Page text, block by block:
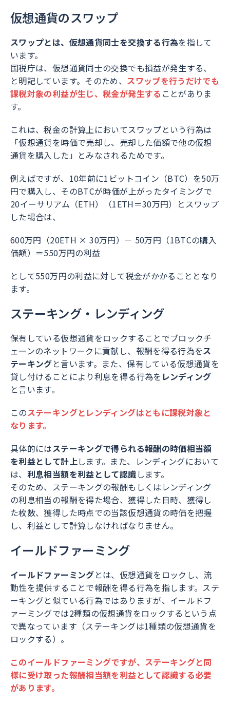
仮想通貨のスワップ
スワップとは、仮想通貨同士を交換する行為を指して
います。
国税庁は、仮想通貨同士の交換でも損益が発生する、
と明記しています。そのため、 スワップを行うだけでも
課税対象の利益が生じ、税金が発生する ことがありま
す。
これは、税金の計算上においてスワップという行為は
「仮想通貨を時価で売却し、売却した価額で他の仮想
通貨を購入した」とみなされるためです。
例えばですが、10年前に1ビットコイン（BTC）を50万
円で購入し、そのBTCが時価が上がったタイミングで
20イーサリアム（ETH）（1ETH＝30万円）とスワップ
した場合は、
600万円（20ETH × 30万円）－ 50万円（1BTCの購入
価額）＝550万円の利益
として550万円の利益に対して税金がかかることとなり
ます。
ステーキング・レンディング
保有している仮想通貨をロックすることでブロックチ
ェーンのネットワークに貢献し、報酬を得る行為をス
テーキングと言います。また、保有している仮想通貨を
貸し付けることにより利息を得る行為を レンディング
と言います。
このステーキングとレンディングはともに課税対象と
なります。
具体的にはステーキングで得られる報酬の時価相当額
を利益として計上します。また、レンディングにおいて
は、 利息相当額を利益として認識します。
そのため、ステーキングの報酬もしくはレンディング
の利息相当の報酬を得た場合、獲得した日時、獲得し
た枚数、獲得した時点での当該仮想通貨の時価を把握
し、利益として計算しなければなりません。
イールドファーミング
イールドファーミングとは、仮想通貨をロックし、流
動性を提供することで報酬を得る行為を指します。ステ
ーキングと似ている行為ではありますが、イールドフ
ァーミングでは2種類の仮想通貨をロックするという点
で異なっています（ステーキングは1種類の仮想通貨を
ロックする）。
このイールドファーミングですが、ステーキングと同
様に受け取った報酬相当額を利益として認識する必要
があります。